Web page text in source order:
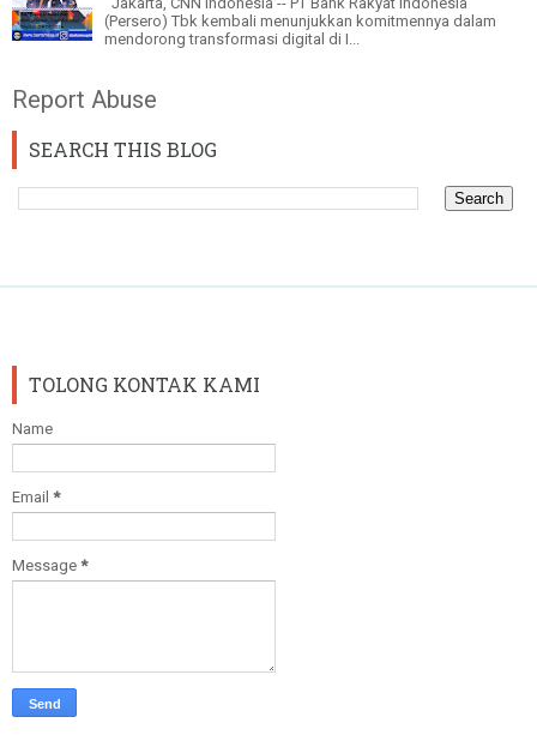
(Persero) Tbk kembali menunjukkan komitmennya dalam
mendorong transformasi digital di I...
Report Abuse
SEARCH THIS BLOG
TOLONG KONTAK KAMI
Name
Email *
Message *